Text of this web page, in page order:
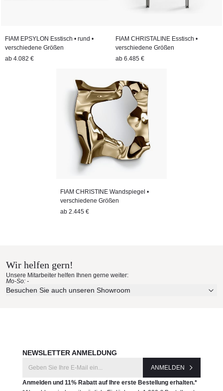
FIAM EPSYLON Esstisch • rund •
verschiedene Größen
ab 4.082 €
FIAM CHRISTALINE Esstisch •
verschiedene Größen
ab 6.485 €
FIAM CHRISTINE Wandspiegel •
verschiedene Größen
ab 2.445 €
Wir helfen gern!
Unsere Mitarbeiter helfen Ihnen gerne weiter:
Mo-So: -
Besuchen Sie auch unseren Showroom
NEWSLETTER ANMELDUNG
ANMELDEN
Anmelden und 11% Rabatt auf Ihre erste Bestellung erhalten.*